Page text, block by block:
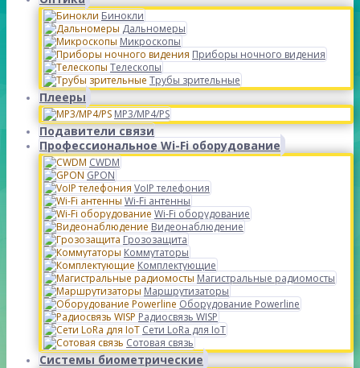
Бинокли
Дальномеры
Микроскопы
Приборы ночного видения
Телескопы
Трубы зрительные
Плееры
MP3/MP4/PS
Подавители связи
Профессиональное Wi-Fi оборудование
CWDM
GPON
VoIP телефония
Wi-Fi антенны
Wi-Fi оборудование
Видеонаблюдение
Грозозащита
Коммутаторы
Комплектующие
Магистральные радиомосты
Маршрутизаторы
Оборудование Powerline
Радиосвязь WISP
Сети LoRa для IoT
Сотовая связь
Системы биометрические